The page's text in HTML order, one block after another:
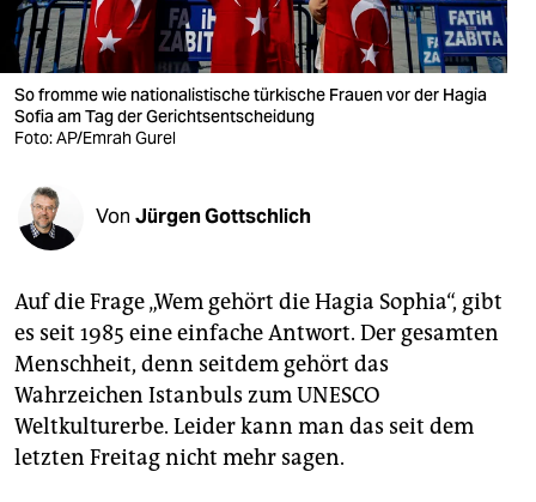
wahrheit
verlag
verlag
shop
fragen & hilfe
unterstützen
abo
genossenschaft
epaper login
So fromme wie nationalistische türkische Frauen vor der Hagia
Sofia am Tag der Gerichtsentscheidung
Foto: AP/Emrah Gurel
Von Jürgen Gottschlich
Auf die Frage „Wem gehört die Hagia Sophia“, gibt
es seit 1985 eine einfache Antwort. Der gesamten
Menschheit, denn seitdem gehört das
Wahrzeichen Istanbuls zum UNESCO
Weltkulturerbe. Leider kann man das seit dem
letzten Freitag nicht mehr sagen.